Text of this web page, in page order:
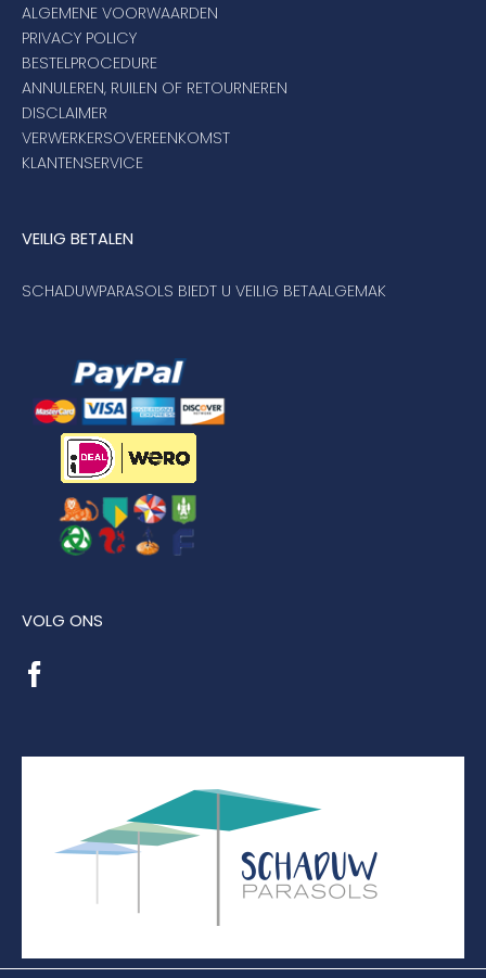
Umbrosa en Paraflex parasoldoeken
Onze merken
ALGEMENE VOORWAARDEN
PRIVACY POLICY
BESTELPROCEDURE
ANNULEREN, RUILEN OF RETOURNEREN
DISCLAIMER
VERWERKERSOVEREENKOMST
KLANTENSERVICE
VEILIG BETALEN
SCHADUWPARASOLS BIEDT U VEILIG BETAALGEMAK
VOLG ONS